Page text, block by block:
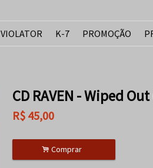
VIOLATOR K-7 PROMOÇÃO
CD RAVEN - Wiped
R$ 45,00
. Comprar